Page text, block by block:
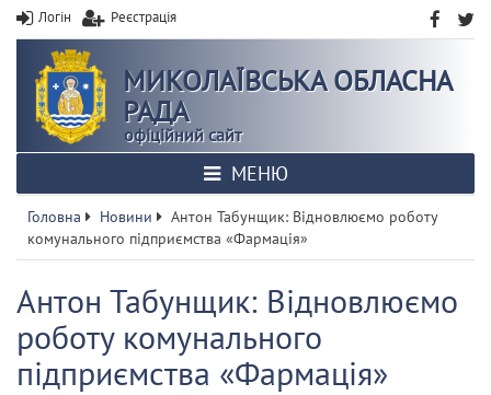
Логін Реєстрація
МИКОЛАЇВСЬКА ОБЛАСНА
РАДА
офіційний сайт
МЕНЮ
Головна Новини
Антон Табунщик: Відновлюємо роботу
комунального підприємства «Фармація»
Антон Табунщик: Відновлюємо
роботу комунального
підприємства «Фармація»